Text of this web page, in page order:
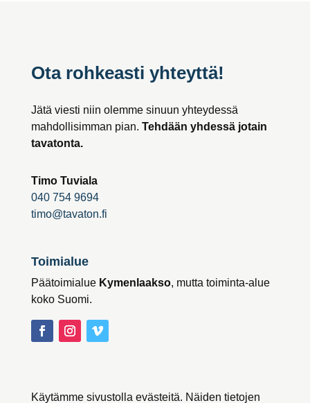
Ota rohkeasti yhteyttä!
Jätä viesti niin olemme sinuun yhteydessä
mahdollisimman pian. Tehdään yhdessä jotain
tavatonta.
Timo Tuviala
040 754 9694
timo@tavaton.fi
Toimialue
Päätoimialue Kymenlaakso, mutta toiminta-alue
koko Suomi.
Käytämme sivustolla evästeitä. Näiden tietojen